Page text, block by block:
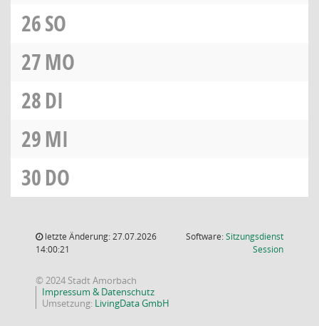
26SO
27MO
28DI
29MI
30DO
letzte Änderung: 27.07.2026
14:00:21
Software:Sitzungsdienst
Session(Wird in
© 2024 Stadt Amorbach
Impressum & Datenschutz
Umsetzung: LivingData GmbH